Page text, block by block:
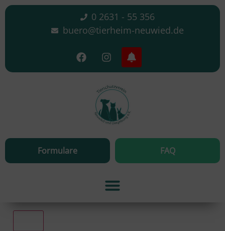
0 2631 - 55 356
buero@tierheim-neuwied.de
Formulare FAQ